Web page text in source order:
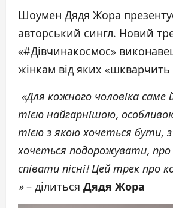
Шоумен Дядя Жора
авторський сингл. Новий
«#Дівчинакосмос»
жінкам від яких «шкварчить
«Для кожного чоловіка саме
тією найгарнішою,
тією з якою хочеться бути,
хочеться подорожувати, про
співати пісні! Цей трек про
»– ділиться Дядя Жора